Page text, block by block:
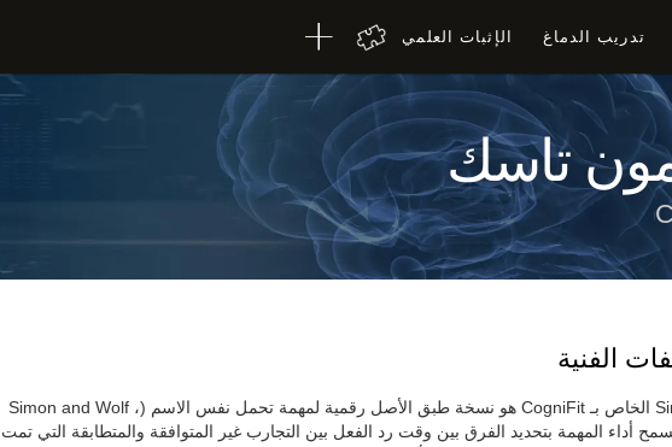
تدريب الدماغ الإثبات العلمي
تاسك
الفنية
اختبار Simon الخاص بـ CogniFit هو نسخة طبق الأصل رقمية لمهمة تحمل نفس الاسم (Simon and Wolf ،
سيسمح أداء المهمة بتحديد الفرق بين وقت رد الفعل بين التجارب غير المتوافقة والمتطابقة التي تمت